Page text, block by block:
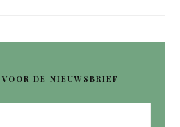
DE NIEUWSBRIEF